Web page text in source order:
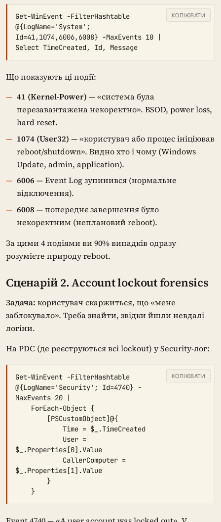
Get-WinEvent -FilterHashtable
@{LogName='System';
Id=41,1074,6006,6008} -MaxEvents 10 |
Select TimeCreated, Id, Message
КОПІЮВАТИ
Що показують ці події:
41 (Kernel-Power) — «система була
перезавантажена некоректно». BSOD, power loss,
hard reset.
1074 (User32) — «користувач або процес ініціював
reboot/shutdown». Видно хто і чому (Windows
Update, admin, application).
6006— Event Log зупинився (нормальне
відключення).
6008 — попереднє завершення було
некоректним (неплановий reboot).
За цими 4 подіями ви 90% випадків одразу
розумієте природу reboot.
Сценарій 2. Account lockout forensics
Задача: користувач скаржиться, що «мене
заблокувало». Треба знайти, звідки йшли невдалі
логіни.
На PDC (де реєструються всі lockout) у Security-лог:
Get-WinEvent -FilterHashtable
@{LogName='Security'; Id=4740} -
MaxEvents 20 |
$_.Properties[0].Value
$_.Properties[1].Value
    }
КОПІЮВАТИ